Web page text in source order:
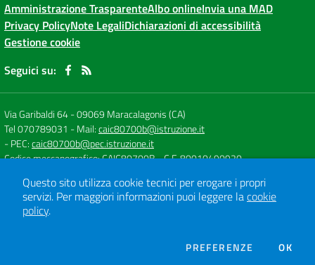
Amministrazione TrasparenteAlbo onlineInvia una MAD
Privacy PolicyNote LegaliDichiarazioni di accessibilità
Gestione cookie
Seguici su:
Via Garibaldi 64-09069 Maracalagonis (CA)
Tel 070789031 - Mail:caic80700b@istruzione.it
- PEC:caic80700b@pec.istruzione.it
Codice meccanografico: CAIC80700B- C.F. 80010490920
Concept & Design by
Designers Italia
Questo sito utilizza cookie tecnici per erogare i propri
servizi. Per maggiori informazioni puoi leggere lacookie
policy.
PREFERENZE DEI COOKIE
OK